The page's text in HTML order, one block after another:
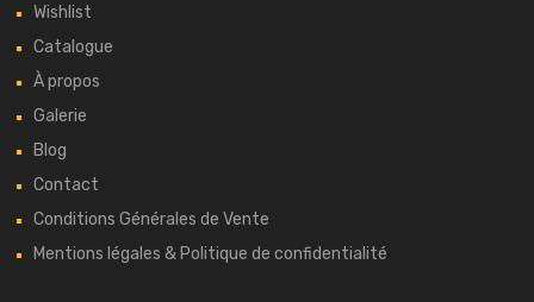
Wishlist
Catalogue
À propos
Galerie
Blog
Contact
Conditions Générales de Vente
Mentions légales & Politique de confidentialité